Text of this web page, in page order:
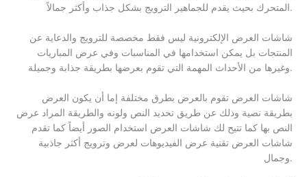
المتحرك بحيث يقدم للجماهير الترويج بشكل جذاب وأكثر جمالاً.
شاشات العرض الإلكترونية ليس فقط مخصصة للترويج والدعاية عن
المنتجات بل يمكن استخدامها في المناسبات وفي عرض المباريات
وغيرها من الأحداث المهمة التي تقوم بعرضها بطريقة جذابة وجميلة.
شاشات العرض تقوم بالعرض بطرق مختلفة إما أن يكون العرض
بطريقة نصية وذلك عن طريق تحديد النص ولونه والطريقة المراد عرض
النص بها كما تتيح لك شاشات العرض استخدام الصور أيضاً كما تقدم
شاشات العرض تقنية عرض الفيديوهات لعرض وترويج أكثر جاذبية
وجمال.